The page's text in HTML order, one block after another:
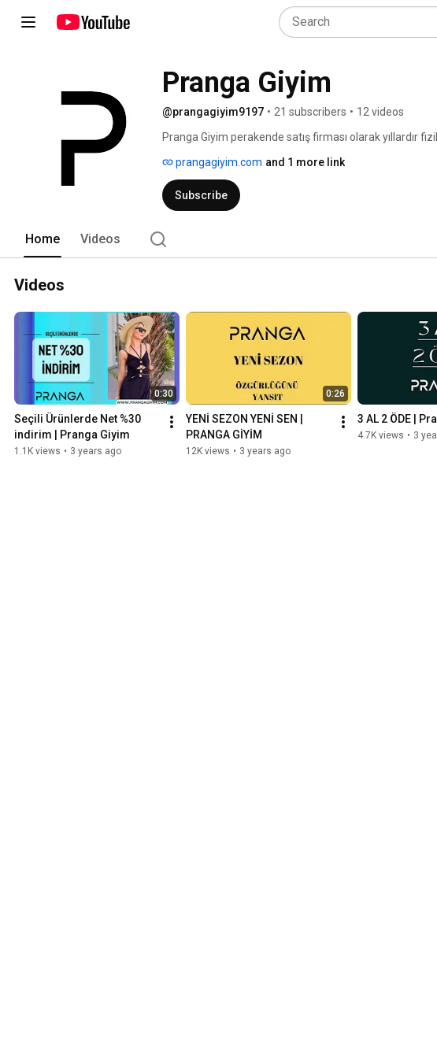
Pranga Giyim
@prangagiyim9197 • 21 subscribers • 12 videos
Pranga Giyim perakende satış firması olarak yıllardır
platformlarına taşımanın gurur ve mutluluğunu
prangagiyim.com and 1 more link
Subscribe
Home Videos
Videos
0:30
Seçili Ürünlerde Net %30
indirim | Pranga Giyim
1.1K views • 3 years ago
0:26
YENİ SEZON YENİ SEN |
PRANGA GİYİM
12K views • 3 years ago
3 AL 2 ÖDE |
4.7K views • 3